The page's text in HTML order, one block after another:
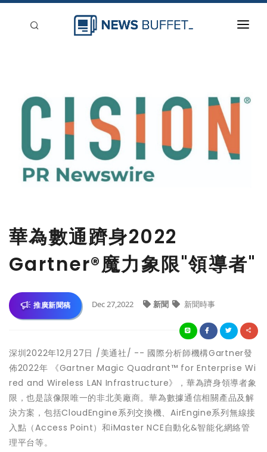
登入
華為數通躋身2022
Gartner®魔力象限"領導者"
推廣新聞稿 Dec 27,2022 新聞 新聞時事
深圳2022年12月27日 /美通社/ -- 國際分析師機構Gartner發
佈2022年 《Gartner Magic Quadrant™ for Enterprise Wi
red and Wireless LAN Infrastructure》，華為躋身領導者象
限，也是該像限唯一的非北美廠商。華為數據通信相關產品及解
決方案，包括CloudEngine系列交換機、AirEngine系列無線接
入點（Access Point）和iMaster NCE自動化&智能化網絡管
理平台等。